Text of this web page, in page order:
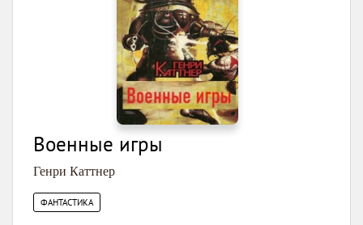
Военные игры
Генри Каттнер
ФАНТАСТИКА